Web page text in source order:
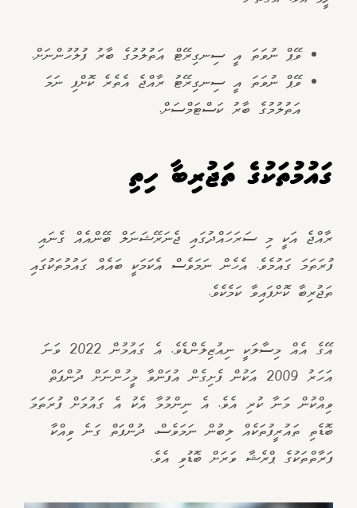
ވޭޕް ނުވަތަ އީ ސިނގިރޭޓް އަތުލުމުގެ ބާރު ފުލުހުންނަށް.
ވޭޕް ނުވަތަ އީ ސިނގިރޭޓު ރާއްޖެ އެތެރެ ކޮށްފި ނަމަ
އަތުލުމުގެ ބާރު ކަސްޓަމްސަށް.
ގައުމުތަކުގެ ތަޖުރިބާ ހިތި
ރާއްޖެ އަކީ މި ސަރަހައްދުގައި ޖެނަރޭޝަނަލް ބޭންއެއް ގެނައި
ފުރަތަމަ ގައުމެވެ. އެހެން ނަމަވެސް އެކަމަކީ ބައެއް ގައުމުތަކުގައި
ތަޖުރިބާ ކޮށްފައިވާ ކަމެކެވެ.
އޭގެ އެއް މިސާލަކީ ނިއުޒިލެންޑެވެ. އެ ގައުމުން 2022 ވަނަ
އަހަރު 2009 އަކުން ފެށިގެން އުފަންވާ މީހުންނަށް ދުންފަތް
ވިއްކުން މަނާ ކުރި އެވެ. އެ ނިންމުމާ އެކު އެ ގައުމަށް ފުރަތަމަ
ބޮޑެތި ތައުރީފުތަކެއް ލިބުން ނަމަވެސް, ދުންފަތް ގަނެ ވިއްކާ
ފަރާތްތަކުގެ ޕްރެޝާ ވަރަށް ބޮޑުވި އެވެ.